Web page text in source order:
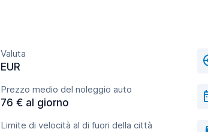
Valuta
EUR
Prezzo medio del noleggio auto
76 € al giorno
Limite di velocità al di fuori della città